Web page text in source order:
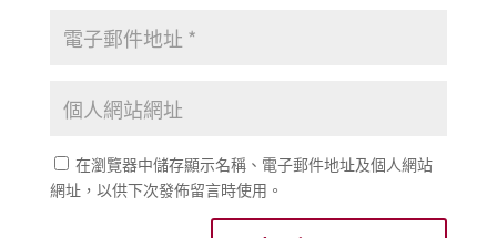
在瀏覽器中儲存顯示名稱、電子郵件地址及個人網站
網址，以供下次發佈留言時使用。